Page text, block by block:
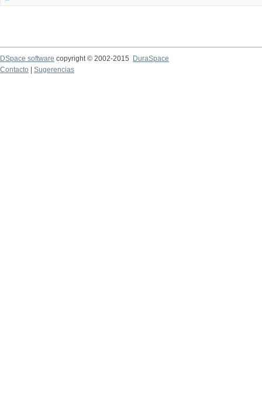
DSpace software copyright © 2002-2015
DuraSpace
Contacto
Sugerencias